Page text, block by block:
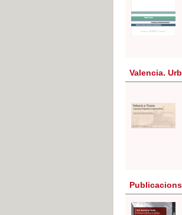
Valencia.